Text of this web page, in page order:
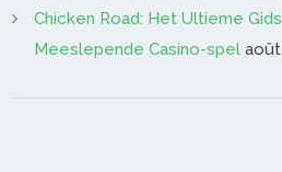
Chicken Road: Het Ultieme
Meeslepende Casino-spel août